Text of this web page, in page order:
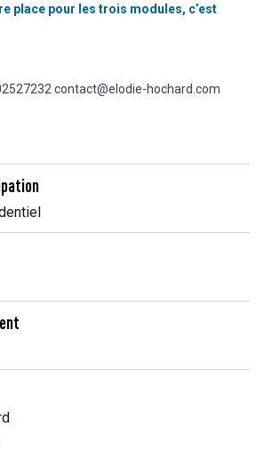
place pour les trois modules, c’est
contact@elodie-hochard.com